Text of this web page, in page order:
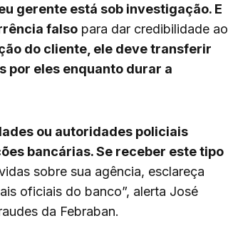
gerente está sob investigação. E
falso para dar credibilidade ao
do cliente, ele deve transferir
por eles enquanto durar a
ou autoridades policiais
bancárias. Se receber este tipo
sobre sua agência, esclareça
oficiais do banco”, alerta José
da Febraban.